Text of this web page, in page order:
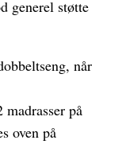
generel støtte
når
madrasser på
oven på